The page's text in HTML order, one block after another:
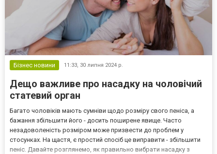
Бізнес новини 11:33, 30 липня 2024 р.
Дещо важливе про насадку на чоловічий
статевий орган
Багато чоловіків мають сумніви щодо розміру свого пеніса, а
бажання збільшити його - досить поширене явище. Часто
незадоволеність розміром може призвести до проблем у
стосунках. На щастя, є простий спосіб це виправити - збільшити
пеніс. Давайте розглянемо, як правильно вибрати насадку з